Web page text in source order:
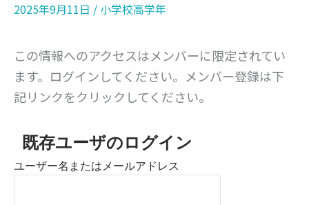
2025年9月11日 / 小学校高学年
この情報へのアクセスはメンバーに限定されてい
ます。ログインしてください。メンバー登録は下
記リンクをクリックしてください。
既存ユーザのログイン
ユーザー名またはメールアドレス